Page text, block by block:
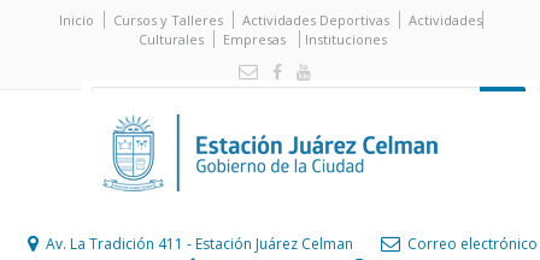
Inicio Cursos y Talleres Actividades Deportivas
Actividades
Culturales
Empresas Instituciones
Av. La Tradición 411 - Estación Juárez Celman
Correo electrónico